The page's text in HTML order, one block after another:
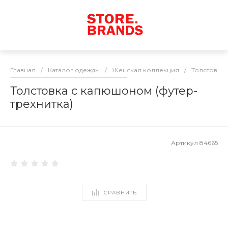
Главная / Каталог одежды / Женская коллекция / Толстовки
Толстовка с капюшоном (футер-
трехнитка)
Артикул 84665
СРАВНИТЬ